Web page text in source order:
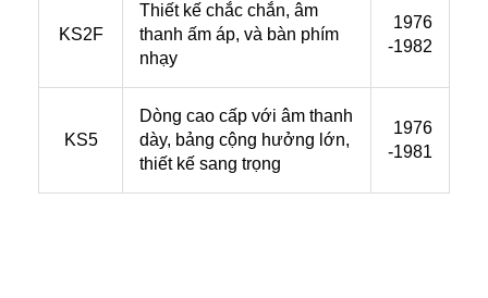
KS2F
Thiết kế chắc chắn, âm
thanh ấm áp, và bàn phím
nhạy
1976
-1982
KS5
Dòng cao cấp với âm thanh
dày, bảng cộng hưởng lớn,
thiết kế sang trọng
1976
-1981